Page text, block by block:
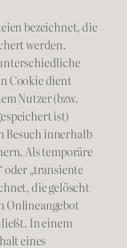
bezeichnet, die
werden.
Cookie dient
Nutzer (bzw.
ist)
Besuch innerhalb
Als temporäre
oder „transiente
die gelöscht
Onlineangebot
In einem
eines